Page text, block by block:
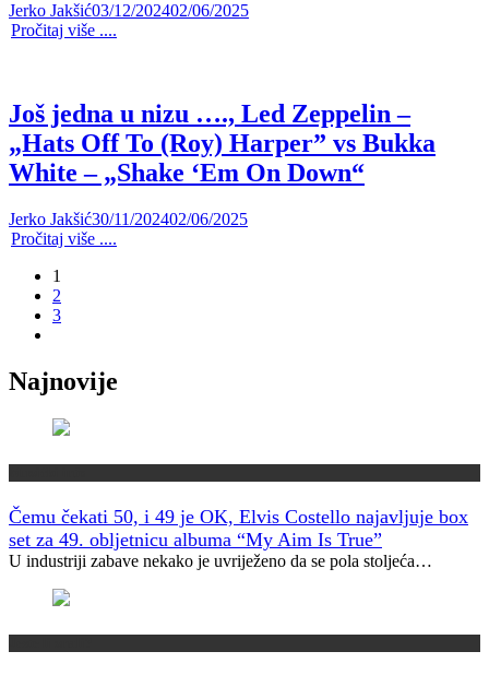
Jerko Jakšić03/12/202402/06/2025
Pročitaj više ....
Još jedna u nizu …., Led Zeppelin –
„Hats Off To (Roy) Harper” vs Bukka
White – „Shake ‘Em On Down“
Jerko Jakšić30/11/202402/06/2025
Pročitaj više ....
1
2
3
Najnovije
Čemu čekati 50, i 49 je OK, Elvis Costello najavljuje box
set za 49. obljetnicu albuma “My Aim Is True”
U industriji zabave nekako je uvriježeno da se pola stoljeća…